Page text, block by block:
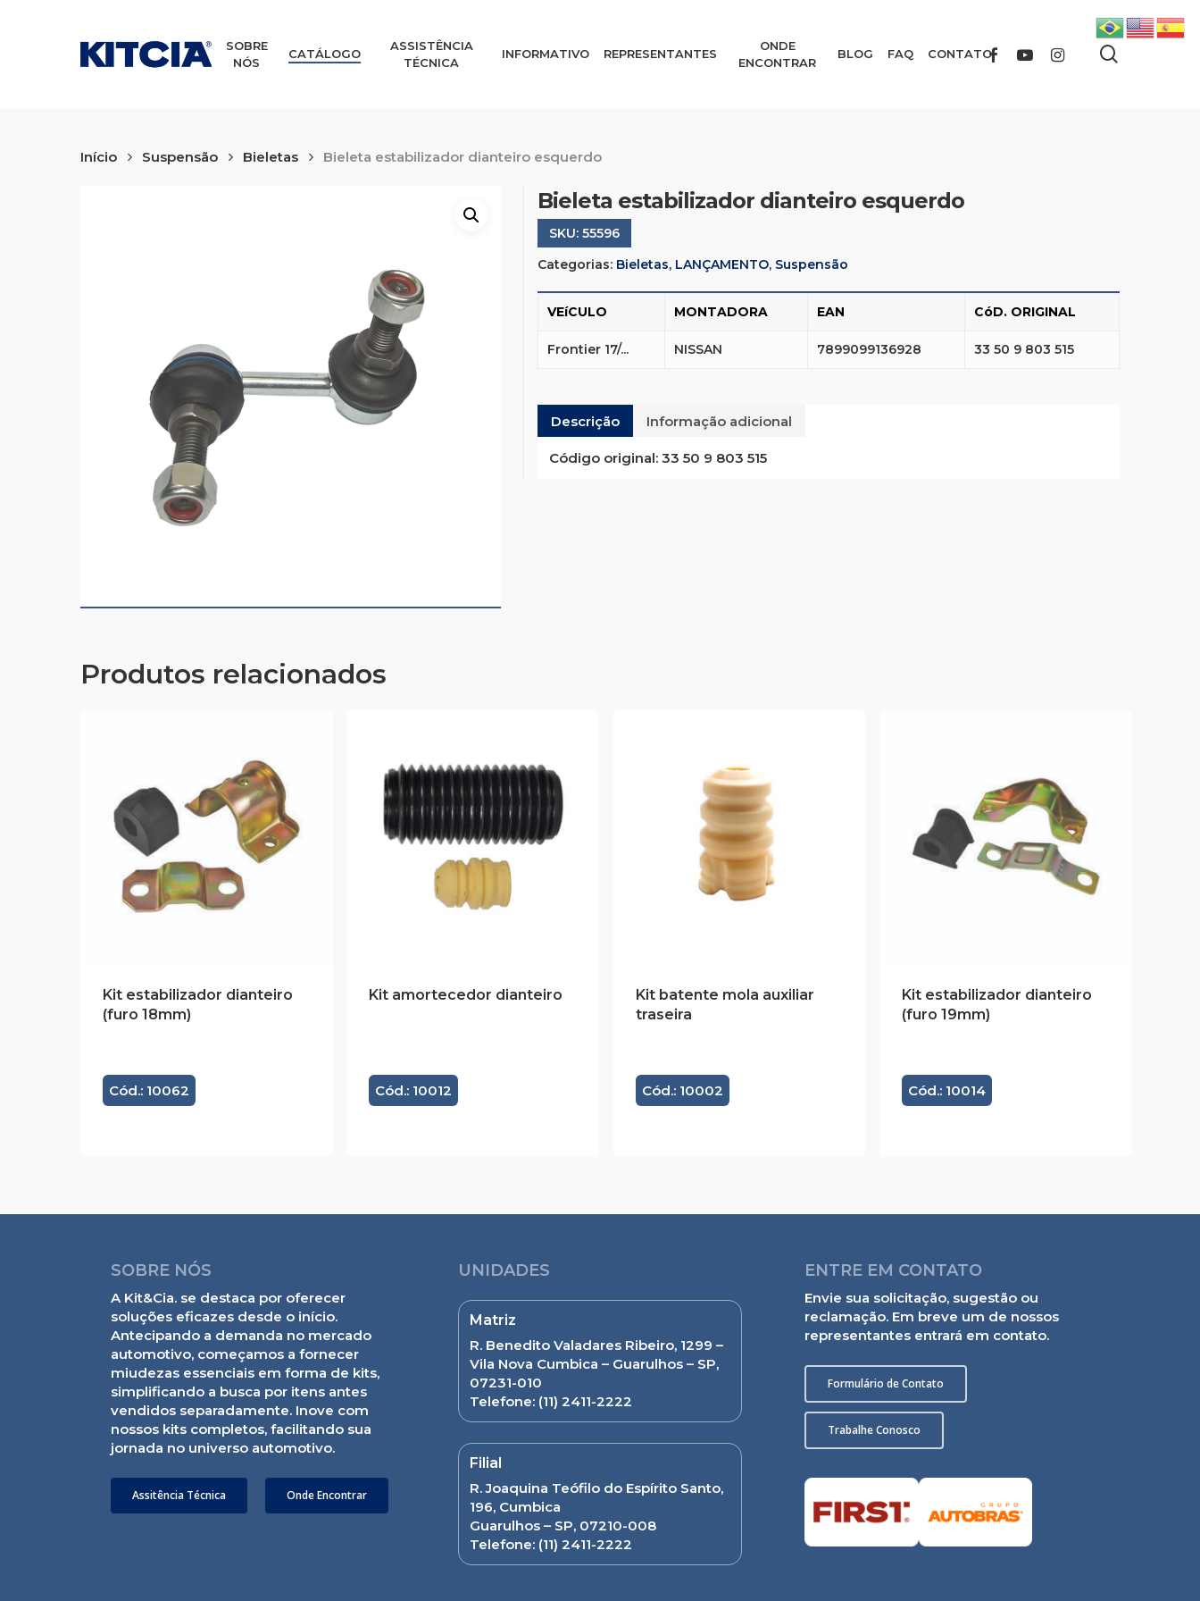
SOBRE
NÓS
CATÁLOGO
ASSISTÊNCIA
TÉCNICA
INFORMATIVO REPRESENTANTES
ONDE
ENCONTRAR
BLOG FAQ CONTATOFACEBOOKYOUTUBEINSTAGRAM
Início Suspensão Bieletas Bieleta estabilizador dianteiro esquerdo
Bieleta estabilizador dianteiro esquerdo
SKU: 55596
Categorias: Bieletas, LANÇAMENTO, Suspensão
VEíCULO MONTADORA EAN CóD. ORIGINAL
Frontier 17/... NISSAN 7899099136928 33 50 9 803 515
Descrição Informação adicional
Código original:33 50 9 803 515
Produtos relacionados
Kit estabilizador dianteiro
(furo 18mm)
Cód.: 10062
Kit amortecedor dianteiro
Cód.: 10012
Kit batente mola auxiliar
traseira
Cód.: 10002
Kit estabilizador dianteiro
(furo 19mm)
Cód.: 10014
SOBRE NÓS
A Kit&Cia. se destaca por oferecer
soluções eficazes desde o início.
Antecipando a demanda no mercado
automotivo, começamos a fornecer
miudezas essenciais em forma de kits,
simplificando a busca por itens antes
vendidos separadamente. Inove com
nossos kits completos, facilitando sua
jornada no universo automotivo.
Assitência Técnica Onde Encontrar
UNIDADES
Matriz
R. Benedito Valadares Ribeiro, 1299 –
Vila Nova Cumbica – Guarulhos – SP,
07231-010
Telefone: (11) 2411-2222
Filial
R. Joaquina Teófilo do Espírito Santo,
196, Cumbica
Guarulhos – SP, 07210-008
Telefone: (11) 2411-2222
ENTRE EM CONTATO
Envie sua solicitação, sugestão ou
reclamação. Em breve um de nossos
representantes entrará em contato.
Formulário de Contato
Trabalhe Conosco